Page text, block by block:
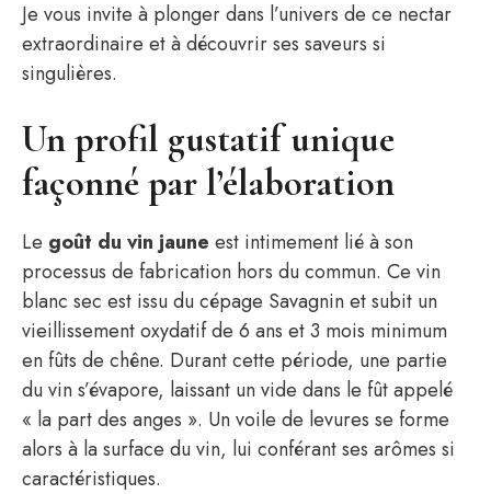
Je vous invite à plonger dans l’univers de ce nectar
extraordinaire et à découvrir ses saveurs si
singulières.
Un profil gustatif unique
façonné par l’élaboration
Le goût du vin jaune est intimement lié à son
processus de fabrication hors du commun. Ce vin
blanc sec est issu du cépage Savagnin et subit un
vieillissement oxydatif de 6 ans et 3 mois minimum
en fûts de chêne. Durant cette période, une partie
du vin s’évapore, laissant un vide dans le fût appelé
« la part des anges ». Un voile de levures se forme
alors à la surface du vin, lui conférant ses arômes si
caractéristiques.